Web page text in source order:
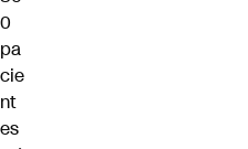
0
pa
cie
nt
es